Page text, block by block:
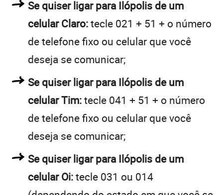
Se quiser ligar para Ilópolis de um
celular Claro:tecle 021 + 51 + o número
de telefone fixo ou celular que você
deseja se comunicar;
Se quiser ligar para Ilópolis de um
celular Tim:tecle 041 + 51 + o número
de telefone fixo ou celular que você
deseja se comunicar;
Se quiser ligar para Ilópolis de um
celular Oi:tecle 031 ou 014